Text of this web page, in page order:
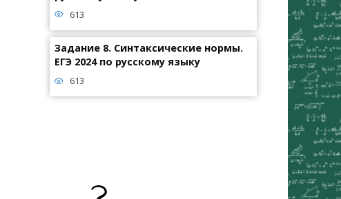
613
Задание 8. Синтаксические нормы.
ЕГЭ 2024 по русскому языку
613